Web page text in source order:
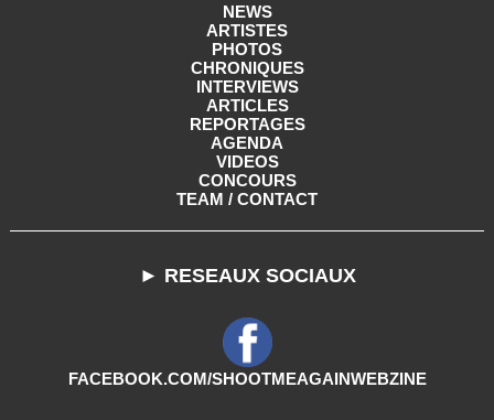
NEWS
ARTISTES
PHOTOS
CHRONIQUES
INTERVIEWS
ARTICLES
REPORTAGES
AGENDA
VIDEOS
CONCOURS
TEAM / CONTACT
► RESEAUX SOCIAUX
FACEBOOK.COM/SHOOTMEAGAINWEBZINE